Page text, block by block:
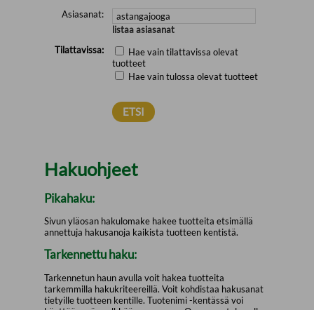
Asiasanat:
listaa asiasanat
Tilattavissa:
Hae vain tilattavissa olevat
tuotteet
Hae vain tulossa olevat tuotteet
Hakuohjeet
Pikahaku:
Sivun yläosan hakulomake hakee tuotteita etsimällä
annettuja hakusanoja kaikista tuotteen kentistä.
Tarkennettu haku:
Tarkennetun haun avulla voit hakea tuotteita
tarkemmilla hakukriteereillä. Voit kohdistaa hakusanat
tietyille tuotteen kentille. Tuotenimi -kentässä voi